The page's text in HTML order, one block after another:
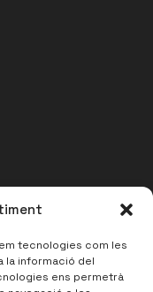
tecnologies com les
la informació del
ens permetrà
07/26